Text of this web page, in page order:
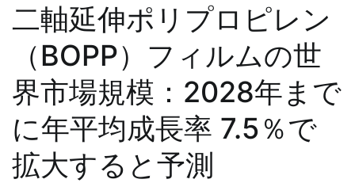
二軸延伸ポリプロピレン
（BOPP）フィルムの世
界市場規模：2028年まで
に年平均成長率 7.5％で
拡大すると予測